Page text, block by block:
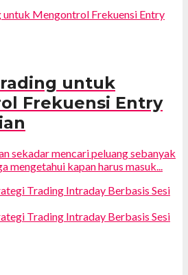
untuk
Frekuensi Entry
sekadar mencari peluang sebanyak
mengetahui kapan harus masuk...